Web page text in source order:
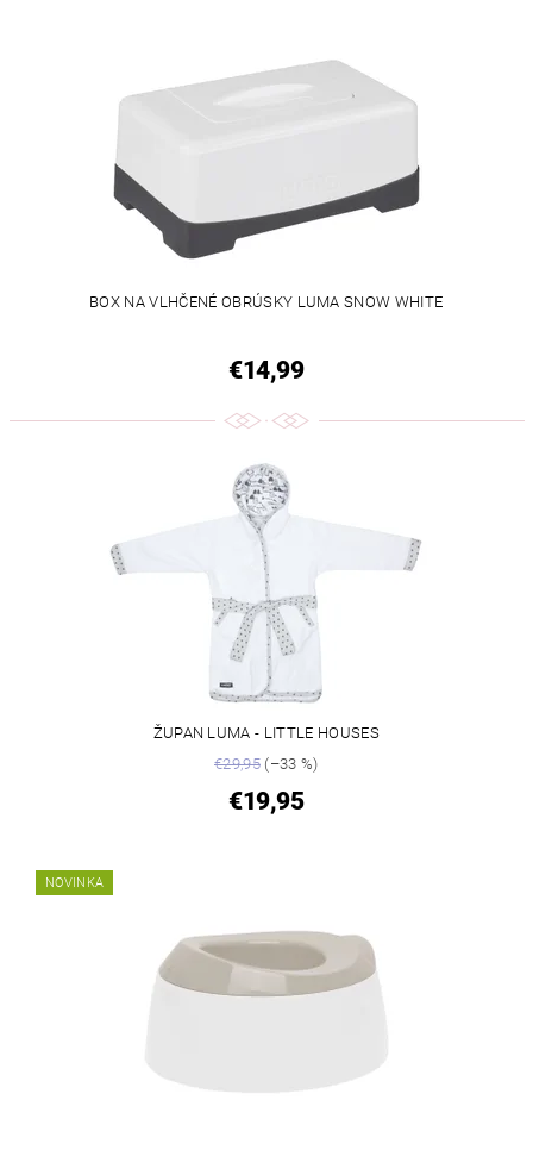
BOX NA VLHČENÉ OBRÚSKY LUMA SNOW WHITE
€14,99
ŽUPAN LUMA - LITTLE HOUSES
€29,95(–33 %)
€19,95
NOVINKA